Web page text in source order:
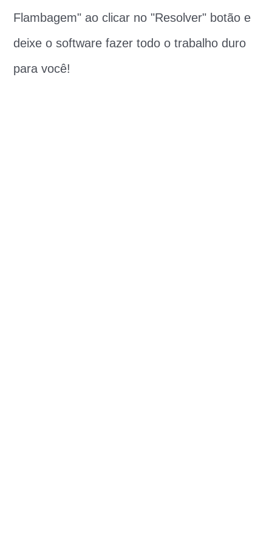
Flambagem" ao clicar no "Resolver" botão e
deixe o software fazer todo o trabalho duro
para você!